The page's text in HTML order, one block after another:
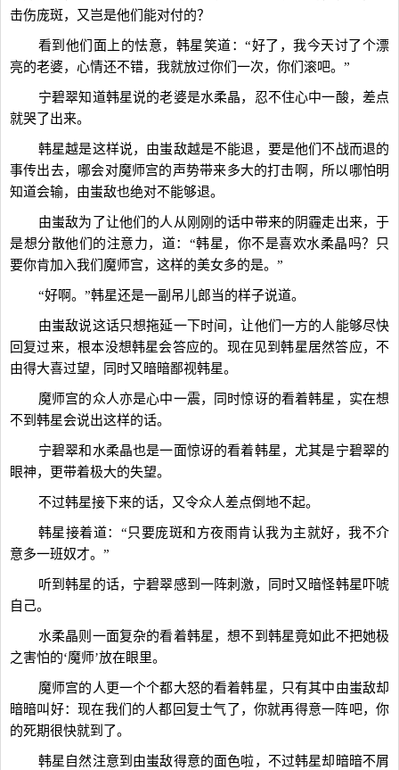
击伤庞斑，又岂是他们能对付的？
看到他们面上的怯意，韩星笑道：“好了，我今天讨了个漂
亮的老婆，心情还不错，我就放过你们一次，你们滚吧。”
宁碧翠知道韩星说的老婆是水柔晶，忍不住心中一酸，差点
就哭了出来。
韩星越是这样说，由蚩敌越是不能退，要是他们不战而退的
事传出去，哪会对魔师宫的声势带来多大的打击啊，所以哪怕明
知道会输，由蚩敌也绝对不能够退。
由蚩敌为了让他们的人从刚刚的话中带来的阴霾走出来，于
是想分散他们的注意力，道：“韩星，你不是喜欢水柔晶吗？只
要你肯加入我们魔师宫，这样的美女多的是。”
“好啊。”韩星还是一副吊儿郎当的样子说道。
由蚩敌说这话只想拖延一下时间，让他们一方的人能够尽快
回复过来，根本没想韩星会答应的。现在见到韩星居然答应，不
由得大喜过望，同时又暗暗鄙视韩星。
魔师宫的众人亦是心中一震，同时惊讶的看着韩星，实在想
不到韩星会说出这样的话。
宁碧翠和水柔晶也是一面惊讶的看着韩星，尤其是宁碧翠的
眼神，更带着极大的失望。
不过韩星接下来的话，又令众人差点倒地不起。
韩星接着道：“只要庞斑和方夜雨肯认我为主就好，我不介
意多一班奴才。”
听到韩星的话，宁碧翠感到一阵刺激，同时又暗怪韩星吓唬
自己。
水柔晶则一面复杂的看着韩星，想不到韩星竟如此不把她极
之害怕的‘魔师’放在眼里。
魔师宫的人更一个个都大怒的看着韩星，只有其中由蚩敌却
暗暗叫好：现在我们的人都回复士气了，你就再得意一阵吧，你
的死期很快就到了。
韩星自然注意到由蚩敌得意的面色啦，不过韩星却暗暗不屑